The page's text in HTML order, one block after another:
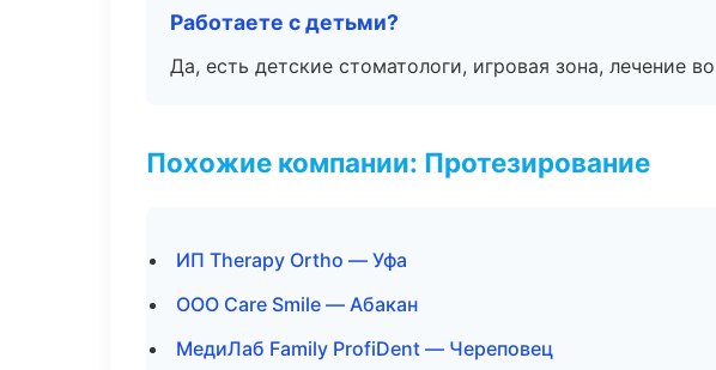
Работаете с детьми?
Да, есть детские стоматологи, игровая зона, лечение
Похожие компании: Протезирование
ИП Therapy Ortho — Уфа
ООО Care Smile — Абакан
МедиЛаб Family ProfiDent — Череповец